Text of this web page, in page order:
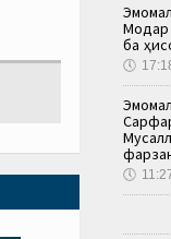
Модар
ба
🕔
🕔